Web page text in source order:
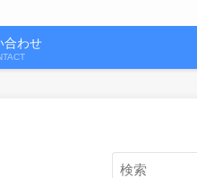
合わせ